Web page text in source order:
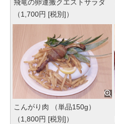
飛竜の卵運搬クエストサラダ
（1,700円 [税別]）
こんがり肉 （単品150g）
（1,800円 [税別]）